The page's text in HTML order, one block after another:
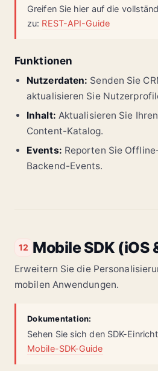
Greifen Sie hier auf die
zu: REST-API-Guide
Funktionen
Nutzerdaten: Senden Sie
aktualisieren Sie
Inhalt: Aktualisieren Sie
Content-Katalog.
Events: Reporten Sie
Backend-Events.
12 Mobile SDK (iOS
Erweitern Sie die
mobilen Anwendungen.
Dokumentation:
Sehen Sie sich den SDK-
Mobile-SDK-Guide